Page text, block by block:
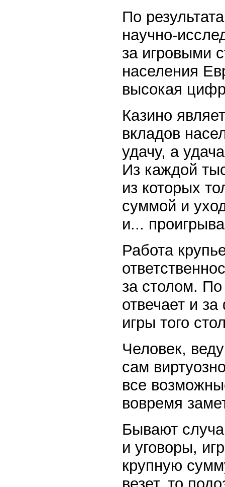
По
научно-
за игровыми
населения
высокая
Казино
вкладов
удачу, а
Из каждой
из которых
суммой и
и...
Работа
за столом.
отвечает и
игры того
Человек,
сам
все
вовремя
Бывают
и уговоры,
крупную